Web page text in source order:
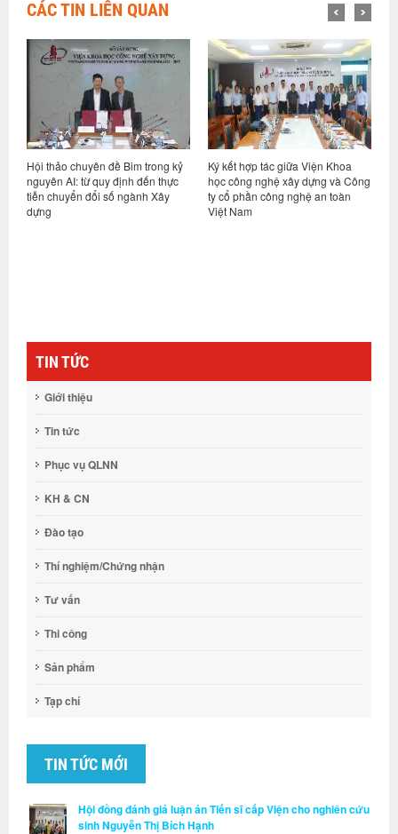
CÁC TIN LIÊN QUAN
Ký kết hợp tác giữa Viện Khoa
học công nghệ xây dựng và Công
ty cổ phần công nghệ an toàn
Việt Nam
Hội nghị sơ kết thực hiện nhiệm
vụ 6 tháng đầu năm và triển khai
nhiệm vụ kế hoạch các tháng
cuối năm 2026
TIN TỨC
Giới thiệu
Tin tức
Phục vụ QLNN
KH & CN
Đào tạo
Thí nghiệm/Chứng nhận
Tư vấn
Thi công
Sản phẩm
Tạp chí
TIN TỨC MỚI
Hội đồng đánh giá luận án Tiến sĩ cấp Viện cho nghiên cứu
sinh Nguyễn Thị Bích Hạnh